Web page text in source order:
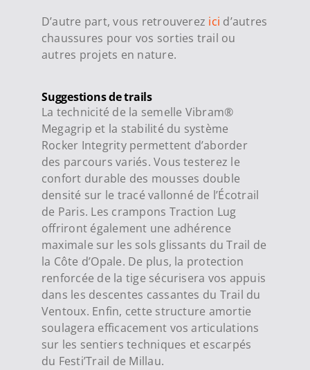
D’autre part, vous retrouverez ici d’autres
chaussures pour vos sorties trail ou
autres projets en nature.
Suggestions de trails
La technicité de la semelle Vibram®
Megagrip et la stabilité du système
Rocker Integrity permettent d’aborder
des parcours variés. Vous testerez le
confort durable des mousses double
densité sur le tracé vallonné de l’Écotrail
de Paris. Les crampons Traction Lug
offriront également une adhérence
maximale sur les sols glissants duTrail de
la Côte d’Opale. De plus, la protection
renforcée de la tige sécurisera vos appuis
dans les descentes cassantes du Trail du
Ventoux. Enfin, cette structure amortie
soulagera efficacement vos articulations
sur les sentiers techniques et escarpés
du Festi’Trail de Millau.